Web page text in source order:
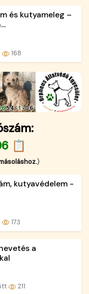
és kutyameleg –
168
📋
)
kutyavédelem -
173
a
211